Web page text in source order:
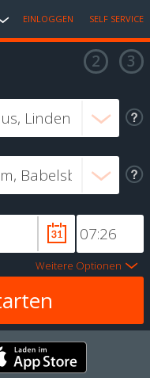
EINLOGGEN SELF SERVICE
Weitere Optionen